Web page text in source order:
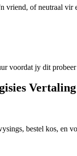
of neutraal vir
voordat jy dit
bestel kos, en